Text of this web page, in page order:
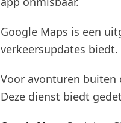
Google Maps is een
verkeersupdates biedt.
Voor avonturen buiten
Deze dienst biedt